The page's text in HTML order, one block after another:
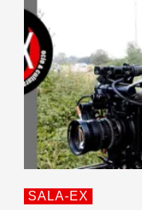
SALA-EX